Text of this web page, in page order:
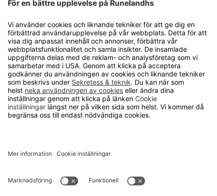
OM RUNELANDHS
Om Runelandhs
Köpvillkor
Därför ska du välja oss
Lediga jobb
Kvalitets- och miljöpolicy
TELEFON